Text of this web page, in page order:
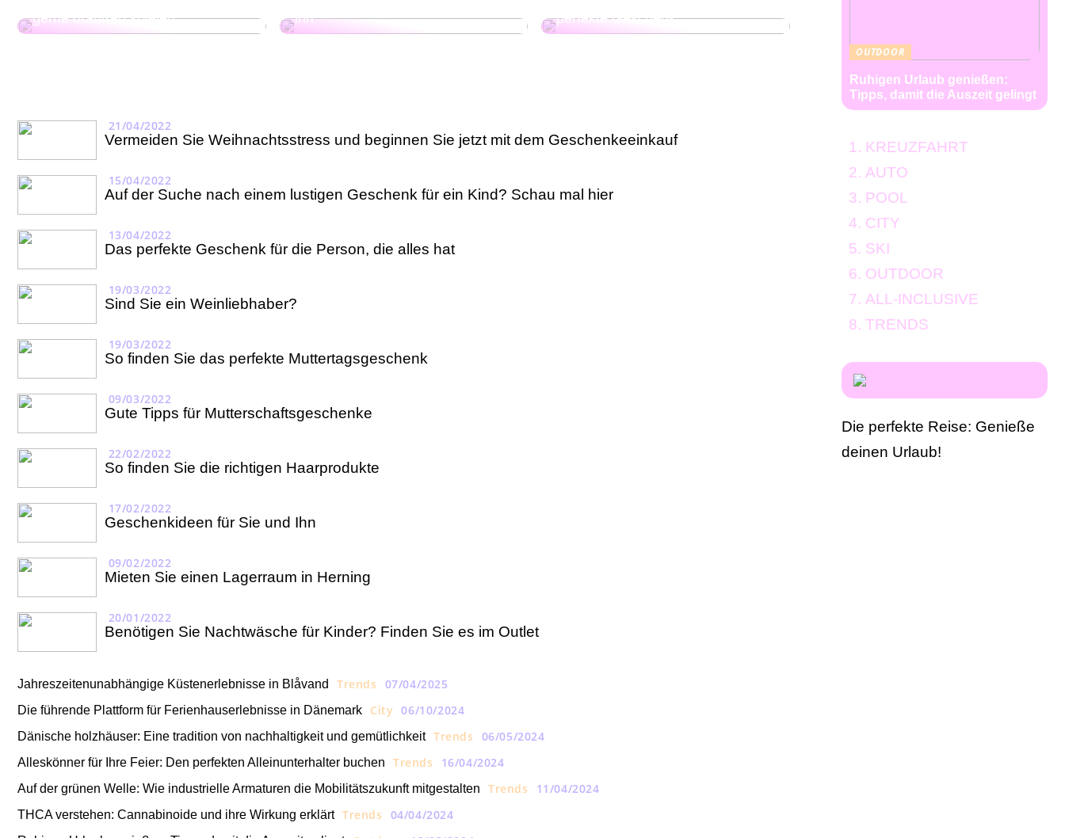
gerne draußen spielen
ihn
perfekte Geschenk
21/04/2022
Vermeiden Sie Weihnachtsstress und beginnen Sie jetzt mit dem Geschenkeeinkauf
15/04/2022
Auf der Suche nach einem lustigen Geschenk für ein Kind? Schau mal hier
13/04/2022
Das perfekte Geschenk für die Person, die alles hat
19/03/2022
Sind Sie ein Weinliebhaber?
19/03/2022
So finden Sie das perfekte Muttertagsgeschenk
09/03/2022
Gute Tipps für Mutterschaftsgeschenke
22/02/2022
So finden Sie die richtigen Haarprodukte
17/02/2022
Geschenkideen für Sie und Ihn
09/02/2022
Mieten Sie einen Lagerraum in Herning
20/01/2022
Benötigen Sie Nachtwäsche für Kinder? Finden Sie es im Outlet
Jahreszeitenunabhängige Küstenerlebnisse in Blåvand Trends 07/04/2025
Die führende Plattform für Ferienhauserlebnisse in Dänemark City 06/10/2024
Dänische holzhäuser: Eine tradition von nachhaltigkeit und gemütlichkeit Trends 06/05/2024
Alleskönner für Ihre Feier: Den perfekten Alleinunterhalter buchen Trends 16/04/2024
Auf der grünen Welle: Wie industrielle Armaturen die Mobilitätszukunft mitgestalten Trends 11/04/2024
THCA verstehen: Cannabinoide und ihre Wirkung erklärt Trends 04/04/2024
OUTDOOR
Ruhigen Urlaub genießen:
Tipps, damit die Auszeit gelingt
KREUZFAHRT
AUTO
POOL
CITY
SKI
OUTDOOR
ALL-INCLUSIVE
TRENDS
Die perfekte Reise: Genieße
deinen Urlaub!